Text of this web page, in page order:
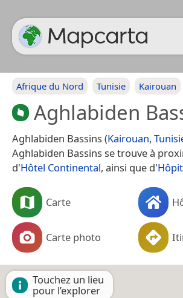
Afrique du Nord Tunisie Kairouan
Aghlabiden
Aghlabiden Bassins (Kairouan,
Aghlabiden Bassins se trouve à
d'Hôtel Continental, ainsi que d'
Carte
Carte photo
Touchez un lieu
pour l’explorer